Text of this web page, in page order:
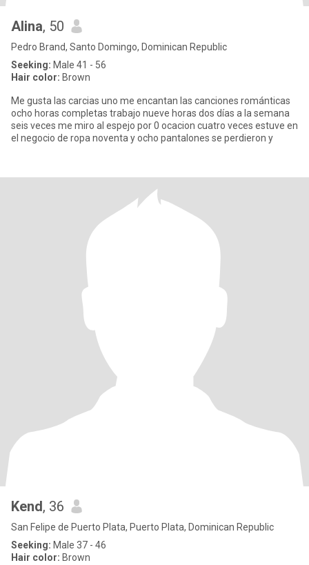
Alina, 50
Pedro Brand, Santo Domingo, Dominican Republic
Seeking: Male 41 - 56
Hair color: Brown
Me gusta las carcias uno me encantan las canciones románticas
ocho horas completas trabajo nueve horas dos días a la semana
seis veces me miro al espejo por 0 ocacion cuatro veces estuve en
el negocio de ropa noventa y ocho pantalones se perdieron y
Kend, 36
San Felipe de Puerto Plata, Puerto Plata, Dominican Republic
Seeking: Male 37 - 46
Hair color: Brown